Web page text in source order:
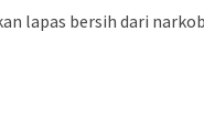
lapas bersih dari